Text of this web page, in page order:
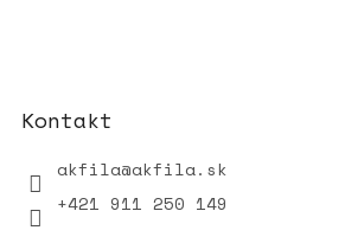
Kontakt
akfila@akfila.sk
+421 911 250 149